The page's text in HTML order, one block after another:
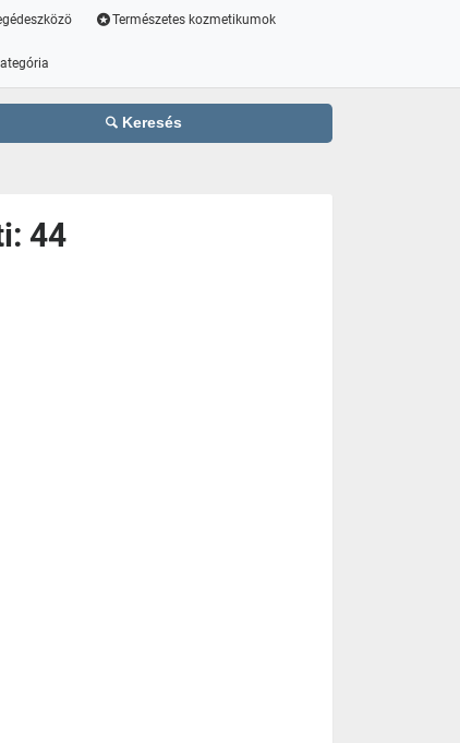
Természetes kozmetikumok
Keresés
44